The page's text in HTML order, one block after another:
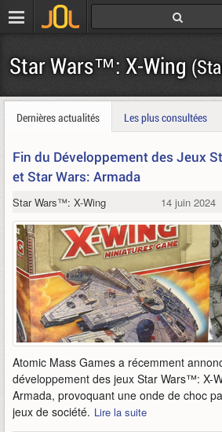
Star Wars™: X-Wing
Dernières actualités Les plus consultées
Fin du Développement des Jeux
et Star Wars: Armada
Star Wars™: X-Wing 14 juin 2024
Atomic Mass Games a récemment
développement des jeux Star Wars™: X-
Armada, provoquant une onde de choc
jeux de société. Lire la suite